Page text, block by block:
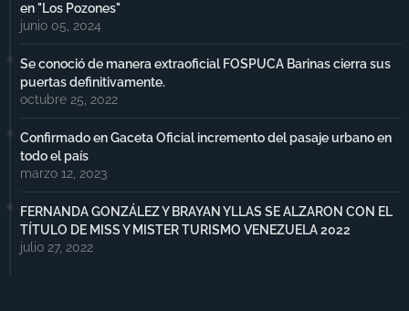
en "Los Pozones"
junio 05, 2024
Se conoció de manera extraoficial FOSPUCA Barinas cierra sus
puertas definitivamente.
octubre 25, 2022
Confirmado en Gaceta Oficial incremento del pasaje urbano en
todo el país
marzo 12, 2023
FERNANDA GONZÁLEZ Y BRAYAN YLLAS SE ALZARON CON EL
TÍTULO DE MISS Y MISTER TURISMO VENEZUELA 2022
julio 27, 2022